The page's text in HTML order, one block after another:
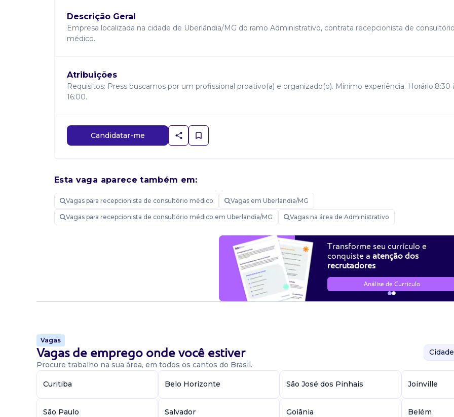
Descrição Geral
Empresa localizada na cidade de Uberlândia/MG do ramo Administrativo, contrata recepcionista de
médico.
Atribuições
Requisitos: Press buscamos por um profissional proativo(a) e organizado(o). Mínimo experiência. Horário:8:30
16:00.
Candidatar-me
Esta vaga aparece também em:
Vagas para recepcionista de consultório médico Vagas em Uberlandia/MG
Vagas para recepcionista de consultório médico em Uberlandia/MG Vagas na área de Administrativo
Transforme seu currículo e
conquiste a atenção dos
recrutadores
Análise de Currículo
Vagas
Vagas de emprego onde você estiver
Procure trabalho na sua área, em todos os cantos do Brasil.
Curitiba Belo Horizonte São José dos Pinhais Joinville
São Paulo Salvador Goiânia Belém